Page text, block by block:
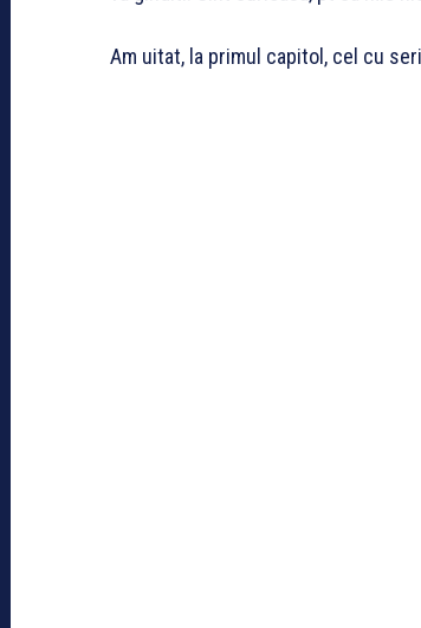
Am uitat, la primul capitol, cel cu